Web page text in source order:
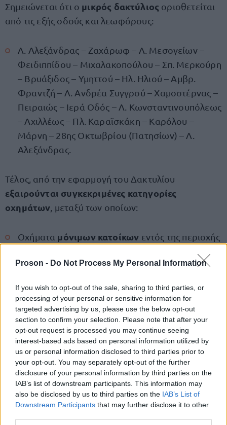
Proson - Do Not Process My Personal Information
If you wish to opt-out of the sale, sharing to third parties, or
processing of your personal or sensitive information for
targeted advertising by us, please use the below opt-out
section to confirm your selection. Please note that after your
opt-out request is processed you may continue seeing
interest-based ads based on personal information utilized by
us or personal information disclosed to third parties prior to
your opt-out. You may separately opt-out of the further
disclosure of your personal information by third parties on the
IAB’s list of downstream participants. This information may
also be disclosed by us to third parties on the IAB’s List of
Downstream Participants that may further disclose it to other
Σημειώνεται ότι ο μικρός δακτύλιος οριοθετείται
από τις εξής οδούς και λεωφόρους:
Λ. Αλεξάνδρας – Ζαχάρωφ – Λ. Μεσογείων –
Φειδιππίδου – Μιχαλακοπούλου – Σπ. Μερκούρη
– Βρυάξιδος – Υμηττού – Ηλ. Ηλιού – Αμβρ.
Φραντζή – Λ. Ανδρέα Συγγρού – Χαμοστέρνας –
Πειραιώς – Ιερά Οδός – Λ. Κωνσταντινουπόλεως
– Αχιλλέως – Πλ. Καραϊσκάκη – Καρόλου –
Μάρνη – 28ης Οκτωβρίου (Πατησίων) – Λ.
Αλεξάνδρας.
Τέλος, από την εφαρμογή του Δακτυλίου
εξαιρούνται συγκεκριμένες κατηγορίες
οχημάτων , μεταξύ των οποίων:
Οχήματα μόνιμων κατοίκων εντός της περιοχής
Οχήματα μεειδική άδεια κυκλοφορίας, που
εκδίδεται από τη Διεύθυνση Τροχαίας Αττικής.
ΑΣΕΠ: Πιστοποίηση Αγγλικών σε
μόνο 2 ημέρες στα χέρια σας